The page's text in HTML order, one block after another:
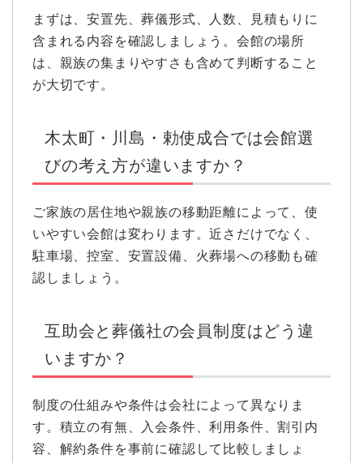
まずは、安置先、葬儀形式、人数、見積もりに
含まれる内容を確認しましょう。会館の場所
は、親族の集まりやすさも含めて判断すること
が大切です。
木太町・川島・勅使成合では会館選
びの考え方が違いますか？
ご家族の居住地や親族の移動距離によって、使
いやすい会館は変わります。近さだけでなく、
駐車場、控室、安置設備、火葬場への移動も確
認しましょう。
互助会と葬儀社の会員制度はどう違
いますか？
制度の仕組みや条件は会社によって異なりま
す。積立の有無、入会条件、利用条件、割引内
容、解約条件を事前に確認して比較しましょ